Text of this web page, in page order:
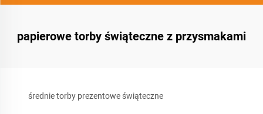
papierowe torby świąteczne z przysmakami
średnie torby prezentowe świąteczne